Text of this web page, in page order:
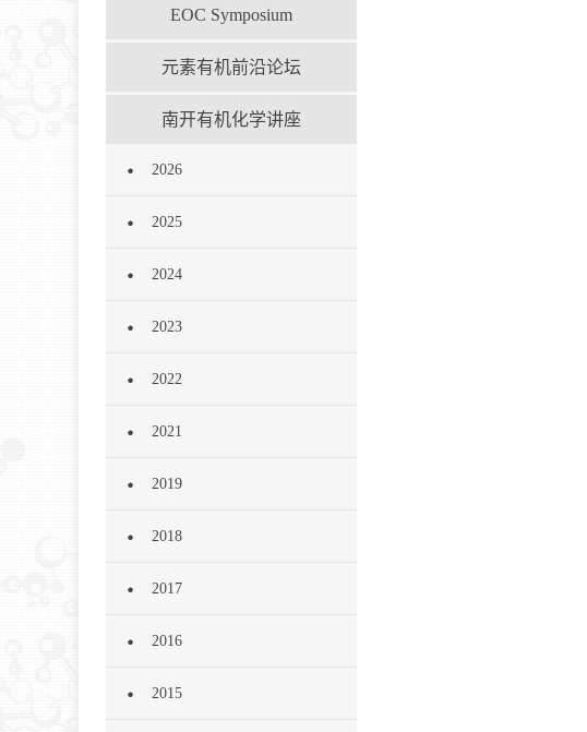
EOC Symposium
元素有机前沿论坛
南开有机化学讲座
2026
2025
2024
2023
2022
2021
2019
2018
2017
2016
2015